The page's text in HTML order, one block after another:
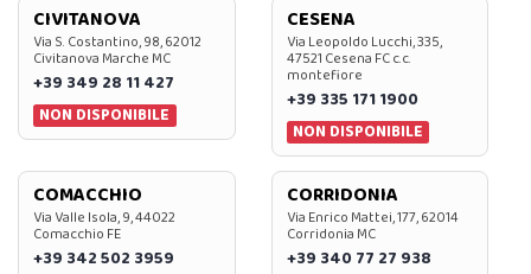
CIVITANOVA
Via S. Costantino, 98, 62012
Civitanova Marche MC
+39 349 28 11 427
NON DISPONIBILE
CESENA
Via Leopoldo Lucchi, 335,
47521 Cesena FC c.c.
montefiore
+39 335 171 1900
NON DISPONIBILE
COMACCHIO
Via Valle Isola, 9, 44022
Comacchio FE
+39 342 502 3959
CORRIDONIA
Via Enrico Mattei, 177, 62014
Corridonia MC
+39 340 77 27 938